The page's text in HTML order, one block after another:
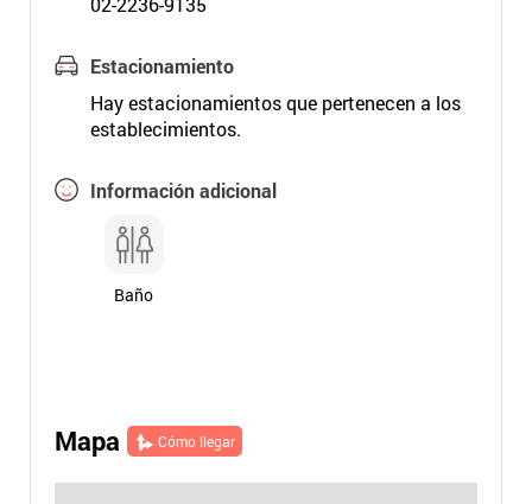
Estacionamiento
Hay estacionamientos que pertenecen a los
establecimientos.
Información adicional
Baño
Mapa Cómo llegar